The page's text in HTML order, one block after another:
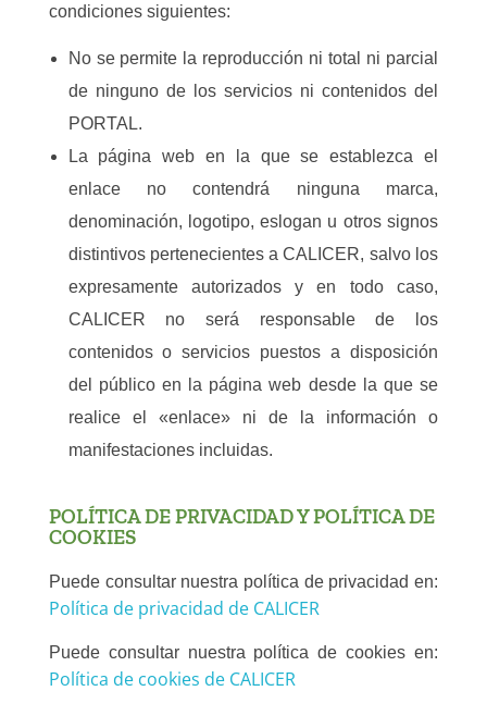
condiciones siguientes:
No se permite la reproducción ni total ni parcial
de ninguno de los servicios ni contenidos del
PORTAL.
La página web en la que se establezca el
enlace no contendrá ninguna marca,
denominación, logotipo, eslogan u otros signos
distintivos pertenecientes a CALICER, salvo los
expresamente autorizados y en todo caso,
CALICER no será responsable de los
contenidos o servicios puestos a disposición
del público en la página web desde la que se
realice el «enlace» ni de la información o
manifestaciones incluidas.
POLÍTICA DE PRIVACIDAD Y POLÍTICA DE
COOKIES
Puede consultar nuestra política de privacidad en:
Política de privacidad de CALICER
Puede consultar nuestra política de cookies en:
Política de cookies de CALICER